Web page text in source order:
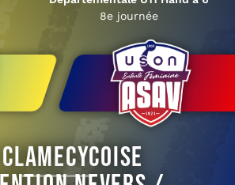
8e journée
Clamecycoise